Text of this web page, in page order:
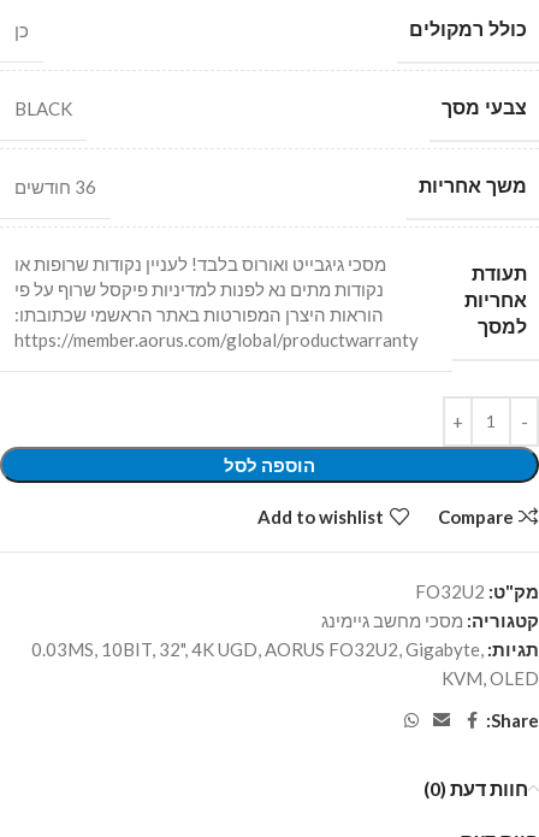
כולל רמקולים כן
צבעי מסך BLACK
משך אחריות 36 חודשים
תעודת
אחריות
למסך
מסכי גיגבייט ואורוס בלבד! לעניין נקודות שרופות או
נקודות מתים נא לפנות למדיניות פיקסל שרוף על פי
הוראות היצרן המפורטות באתר הראשמי שכתובתו:
https://member.aorus.com/global/productwarranty
הוספה לסל
Compare
Add to wishlist
מק"ט: FO32U2
קטגוריה: מסכי מחשב גיימינג
תגיות:
0.03MS, 10BIT, 32",4K UGD,AORUS FO32U2,Gigabyte,
KVM,OLED
Share:
חוות דעת (0)